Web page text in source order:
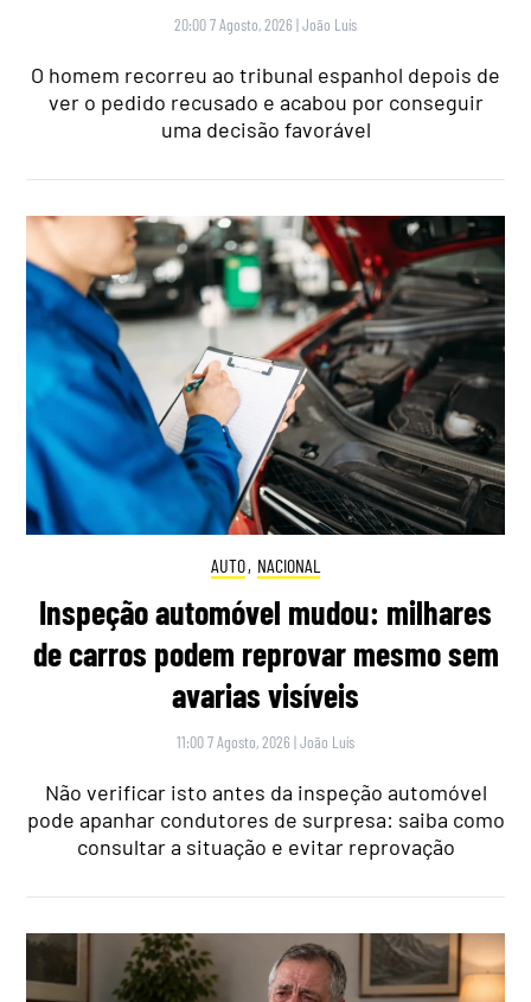
20:00 7 Agosto, 2026 |João Luís
O homem recorreu ao tribunal espanhol depois de
ver o pedido recusado e acabou por conseguir
uma decisão favorável
AUTO, NACIONAL
Inspeção automóvel mudou: milhares
de carros podem reprovar mesmo sem
avarias visíveis
11:00 7 Agosto, 2026 |João Luís
Não verificar isto antes da inspeção automóvel
pode apanhar condutores de surpresa: saiba como
consultar a situação e evitar reprovação